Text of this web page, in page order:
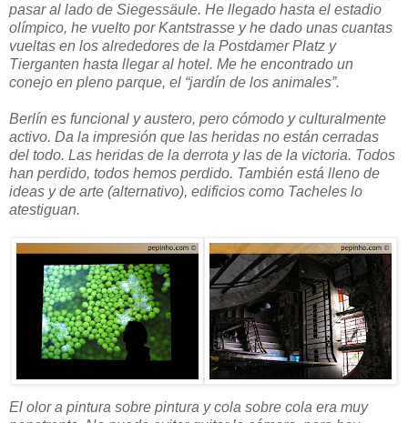
pasar al lado de Siegessäule. He llegado hasta el estadio
olímpico, he vuelto por Kantstrasse y he dado unas cuantas
vueltas en los alrededores de la Postdamer Platz y
Tierganten hasta llegar al hotel. Me he encontrado un
conejo en pleno parque, el “jardín de los animales”.
Berlín es funcional y austero, pero cómodo y culturalmente
activo. Da la impresión que las heridas no están cerradas
del todo. Las heridas de la derrota y las de la victoria. Todos
han perdido, todos hemos perdido. También está lleno de
ideas y de arte (alternativo), edificios como Tacheles lo
atestiguan.
El olor a pintura sobre pintura y cola sobre cola era muy